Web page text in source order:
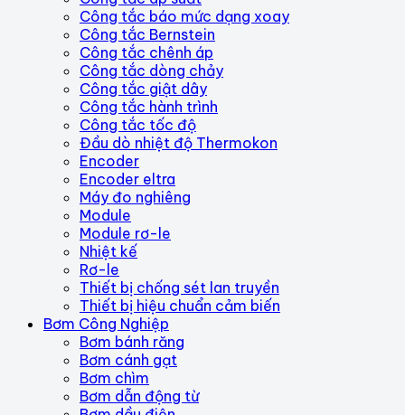
Công tắc báo mức dạng xoay
Công tắc Bernstein
Công tắc chênh áp
Công tắc dòng chảy
Công tắc giật dây
Công tắc hành trình
Công tắc tốc độ
Đầu dò nhiệt độ Thermokon
Encoder
Encoder eltra
Máy đo nghiêng
Module
Module rơ-le
Nhiệt kế
Rơ-le
Thiết bị chống sét lan truyền
Thiết bị hiệu chuẩn cảm biến
Bơm Công Nghiệp
Bơm bánh răng
Bơm cánh gạt
Bơm chìm
Bơm dẫn động từ